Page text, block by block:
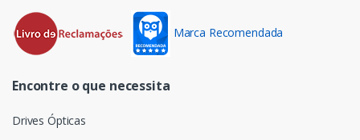
Marca Recomendada
Encontre o que necessita
Drives Ópticas